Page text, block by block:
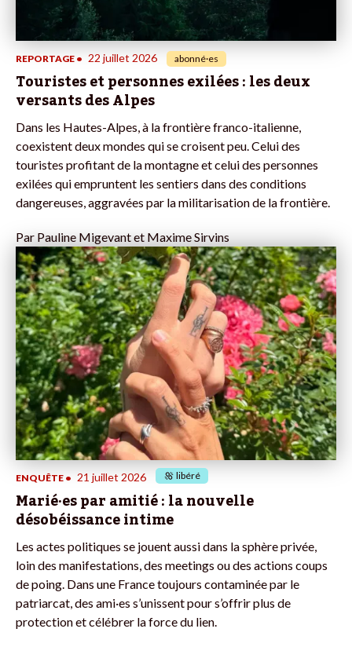
REPORTAGE • 22 juillet 2026 abonné·es
Touristes et personnes exilées : les deux
versants des Alpes
Dans les Hautes-Alpes, à la frontière franco-italienne,
coexistent deux mondes qui se croisent peu. Celui des
touristes profitant de la montagne et celui des personnes
exilées qui empruntent les sentiers dans des conditions
dangereuses, aggravées par la militarisation de la frontière.
Par Pauline Migevant et Maxime Sirvins
ENQUÊTE • 21 juillet 2026 libéré
Marié·es par amitié : la nouvelle
désobéissance intime
Les actes politiques se jouent aussi dans la sphère privée,
loin des manifestations, des meetings ou des actions coups
de poing. Dans une France toujours contaminée par le
patriarcat, des ami·es s’unissent pour s’offrir plus de
protection et célébrer la force du lien.